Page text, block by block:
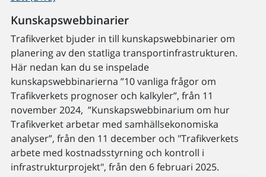
Kunskapswebbinarier
Trafikverket bjuder in till kunskapswebbinarier om
planering av den statliga transportinfrastrukturen.
Här nedan kan du se inspelade
kunskapswebbinarierna ”10 vanliga frågor om
Trafikverkets prognoser och kalkyler”, från 11
november 2024, ”Kunskapswebbinarium om hur
Trafikverket arbetar med samhällsekonomiska
analyser”, från den 11 december och "Trafikverkets
arbete med kostnadsstyrning och kontroll i
infrastrukturprojekt", från den 6 februari 2025.